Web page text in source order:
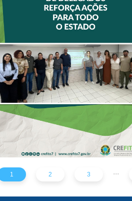
II ENCONTRO DE
DELEGADOS
REFORÇA AÇÕES
PARA TODO O
ESTADO
1 2 3 ...